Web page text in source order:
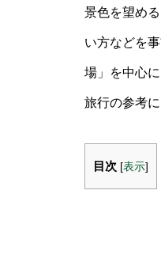
景色を望め
い方などを
場」を中心
旅行の参考
目次 [表示]